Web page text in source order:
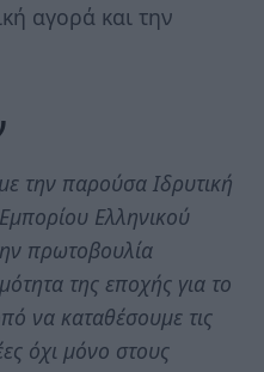
αγορά και την
την παρούσα Ιδρυτική
Ελληνικού
πρωτοβουλία
της εποχής για το
να καταθέσουμε τις
όχι μόνο στους